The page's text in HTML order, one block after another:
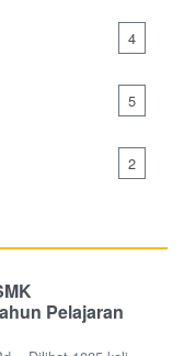
4
5
2
Pelajaran